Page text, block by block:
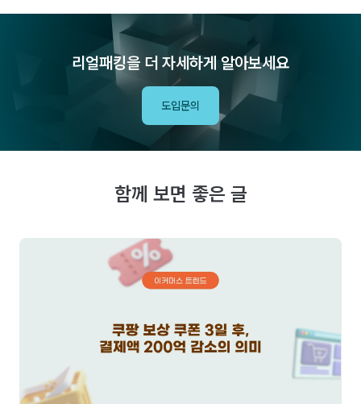
리얼패킹을 더 자세하게 알아보세요
도입문의
함께 보면 좋은 글